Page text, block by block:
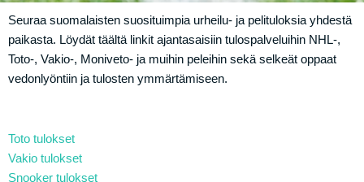
Seuraa suomalaisten suosituimpia urheilu- ja pelituloksia yhdestä
paikasta. Löydät täältä linkit ajantasaisiin tulospalveluihin NHL-,
Toto-, Vakio-, Moniveto- ja muihin peleihin sekä selkeät oppaat
vedonlyöntiin ja tulosten ymmärtämiseen.
Toto tulokset
Vakio tulokset
Snooker tulokset